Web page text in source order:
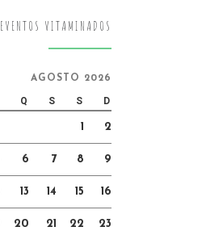
EVENTOS VITAMINADOS
AGOSTO 2026
Q S S D
1 2
6 7 8 9
13 14 15 16
20 21 22 23